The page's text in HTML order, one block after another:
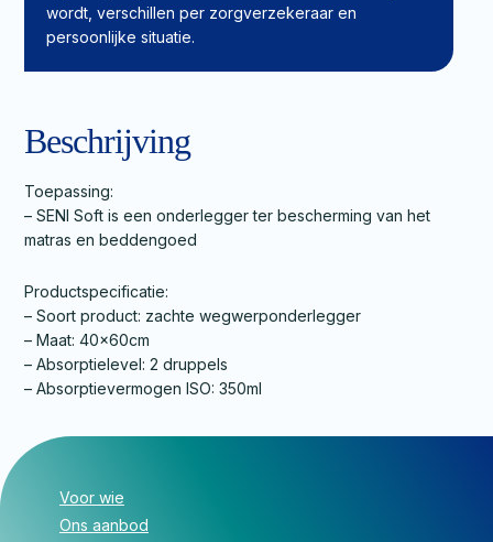
wordt, verschillen per zorgverzekeraar en
persoonlijke situatie.
Beschrijving
Toepassing:
– SENI Soft is een onderlegger ter bescherming van het
matras en beddengoed
Productspecificatie:
– Soort product: zachte wegwerponderlegger
– Maat: 40x60cm
– Absorptielevel: 2 druppels
– Absorptievermogen ISO: 350ml
Voor wie
Ons aanbod